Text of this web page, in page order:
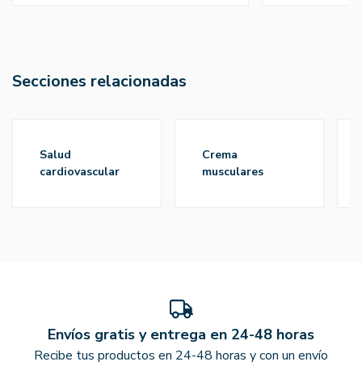
Secciones relacionadas
salud
cardiovascular
crema
musculares
Envíos gratis y entrega en 24-48 horas
Recibe tus productos en 24-48 horas y con un envío